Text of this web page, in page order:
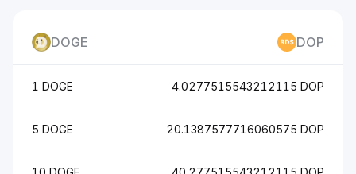
DOGE DOP
1 DOGE 4.0277515543212115 DOP
5 DOGE 20.1387577716060575 DOP